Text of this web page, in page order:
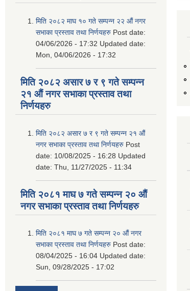
मिति २०८२ माघ १० गते सम्पन्न २२ औं नगर
सभाका प्रस्ताव तथा निर्णयहरु Post date:
04/06/2026 - 17:32 Updated date:
Mon, 04/06/2026 - 17:32
मिति २०८२ असार ७ र ९ गते सम्पन्न
२१ औं नगर सभाका प्रस्ताव तथा
निर्णयहरु
मिति २०८२ असार ७ र ९ गते सम्पन्न २१ औं
नगर सभाका प्रस्ताव तथा निर्णयहरु Post
date: 10/08/2025 - 16:28 Updated
date: Thu, 11/27/2025 - 11:34
मिति २०८१ माघ ७ गते सम्पन्न २० औं
नगर सभाका प्रस्ताव तथा निर्णयहरु
मिति २०८१ माघ ७ गते सम्पन्न २० औं नगर
सभाका प्रस्ताव तथा निर्णयहरु Post date:
08/04/2025 - 16:04 Updated date:
Sun, 09/28/2025 - 17:02